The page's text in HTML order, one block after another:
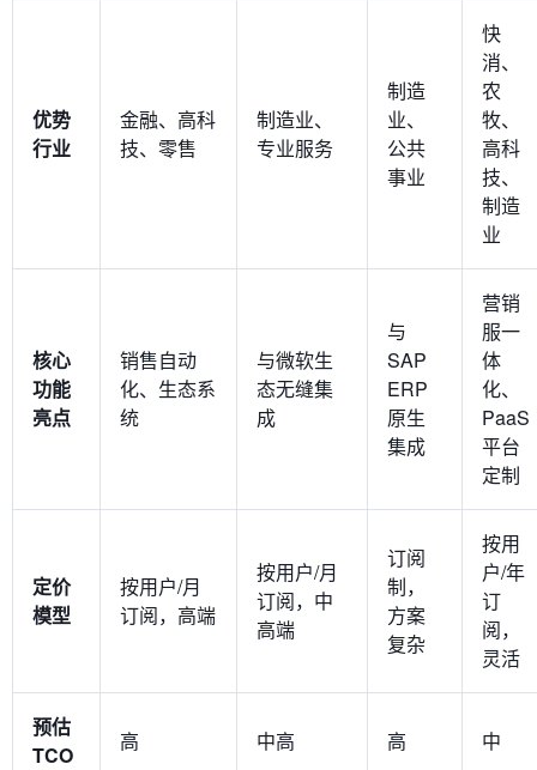
优势
行业
金融、高科
技、零售
制造业、
专业服务
制造
业、
公共
事业
快
消、
农
牧、
高科
技、
制造
业
核心
功能
亮点
销售自动
化、生态系
统
与微软生
态无缝集
成
与
SAP
ERP
原生
集成
营销
服一
体
化、
PaaS
平台
定制
定价
模型
按用户/月
订阅，高端
按用户/月
订阅，中
高端
订阅
制，
方案
复杂
按用
户/年
订
阅，
灵活
预估
TCO
高 中高 高 中